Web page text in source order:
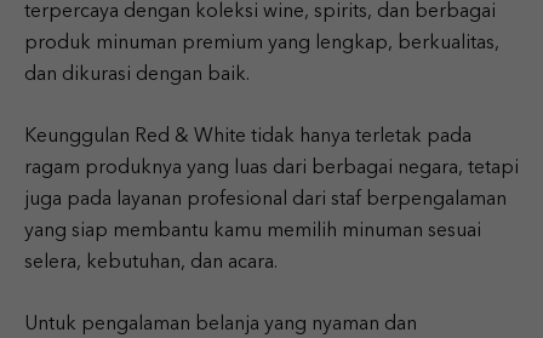
terpercaya dengan koleksi wine, spirits, dan berbagai
produk minuman premium yang lengkap, berkualitas,
dan dikurasi dengan baik.
Keunggulan Red & White tidak hanya terletak pada
ragam produknya yang luas dari berbagai negara, tetapi
juga pada layanan profesional dari staf berpengalaman
yang siap membantu kamu memilih minuman sesuai
selera, kebutuhan, dan acara.
Untuk pengalaman belanja yang nyaman dan